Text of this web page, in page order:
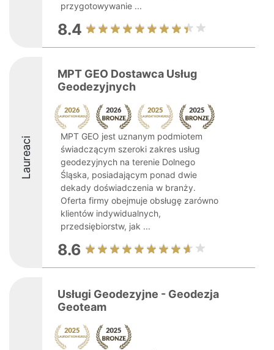
przygotowywanie ...
8.4
Laureaci
MPT GEO Dostawca Usług
Geodezyjnych
MPT GEO jest uznanym podmiotem
świadczącym szeroki zakres usług
geodezyjnych na terenie Dolnego
Śląska, posiadającym ponad dwie
dekady doświadczenia w branży.
Oferta firmy obejmuje obsługę zarówno
klientów indywidualnych,
przedsiębiorstw, jak ...
8.6
Usługi Geodezyjne - Geodezja
Geoteam